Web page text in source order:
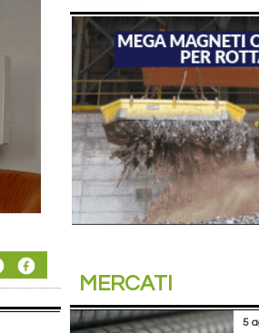
MERCATI
5